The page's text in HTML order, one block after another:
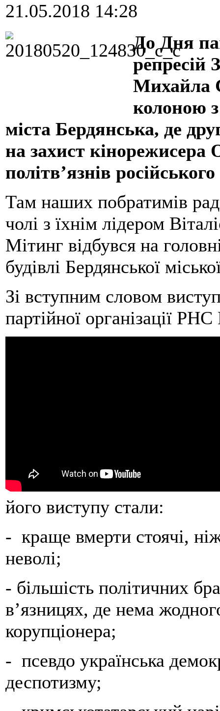
21.05.2018 14:28
До Дня
репресій
Михайла
колоною з
міста Бердянська, де
на захист
політв’язнів
Там наших побратимів
чолі з їхнім лідером
Мітинг відбувся на
будівлі Бердянської
Зі вступним словом
партійної організації
його виступу стали:
- краще вмерти стоячі,
неволі;
- більшість політичних
в’язницях, де нема
корупціонера;
- псевдо українська
деспотизму;